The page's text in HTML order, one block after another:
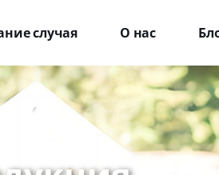
случая О нас